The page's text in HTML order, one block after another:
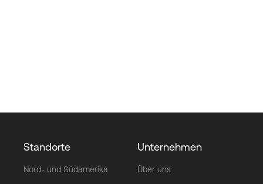
Standorte
Nord- und Südamerika
Unternehmen
Über uns